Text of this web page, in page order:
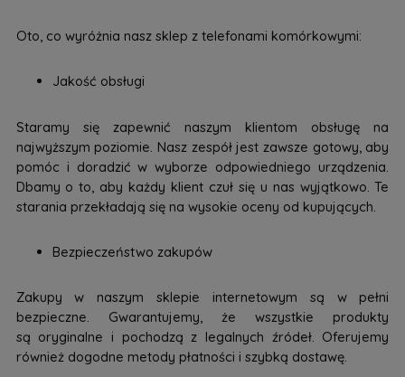
Oto, co wyróżnia nasz sklep z telefonami komórkowymi:
Jakość obsługi
Staramy się zapewnić naszym klientom obsługę na
najwyższym poziomie. Nasz zespół jest zawsze gotowy, aby
pomóc i doradzić w wyborze odpowiedniego urządzenia.
Dbamy o to, aby każdy klient czuł się u nas wyjątkowo. Te
starania przekładają się na wysokie oceny od kupujących.
Bezpieczeństwo zakupów
Zakupy w naszym sklepie internetowym są w pełni
bezpieczne. Gwarantujemy, że wszystkie produkty
są oryginalne i pochodzą z legalnych źródeł. Oferujemy
również dogodne metody płatności i szybką dostawę.